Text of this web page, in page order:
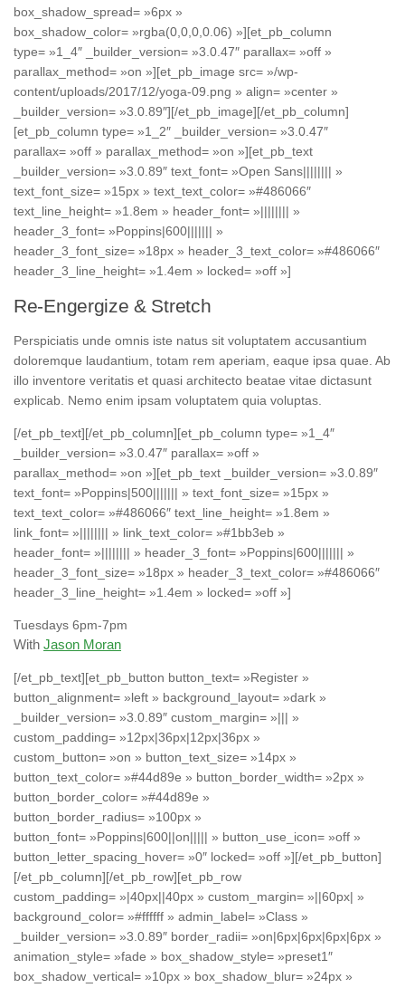
box_shadow_spread= »6px »
box_shadow_color= »rgba(0,0,0,0.06) »][et_pb_column
type= »1_4″ _builder_version= »3.0.47″ parallax= »off »
parallax_method= »on »][et_pb_image src= »/wp-
content/uploads/2017/12/yoga-09.png » align= »center »
_builder_version= »3.0.89″][/et_pb_image][/et_pb_column]
[et_pb_column type= »1_2″ _builder_version= »3.0.47″
parallax= »off » parallax_method= »on »][et_pb_text
_builder_version= »3.0.89″ text_font= »Open Sans|||||||| »
text_font_size= »15px » text_text_color= »#486066″
text_line_height= »1.8em » header_font= »|||||||| »
header_3_font= »Poppins|600||||||| »
header_3_font_size= »18px » header_3_text_color= »#486066″
header_3_line_height= »1.4em » locked= »off »]
Re-Engergize & Stretch
Perspiciatis unde omnis iste natus sit voluptatem accusantium
doloremque laudantium, totam rem aperiam, eaque ipsa quae. Ab
illo inventore veritatis et quasi architecto beatae vitae dictasunt
explicab. Nemo enim ipsam voluptatem quia voluptas.
[/et_pb_text][/et_pb_column][et_pb_column type= »1_4″
_builder_version= »3.0.47″ parallax= »off »
parallax_method= »on »][et_pb_text _builder_version= »3.0.89″
text_font= »Poppins|500||||||| » text_font_size= »15px »
text_text_color= »#486066″ text_line_height= »1.8em »
link_font= »|||||||| » link_text_color= »#1bb3eb »
header_font= »|||||||| » header_3_font= »Poppins|600||||||| »
header_3_font_size= »18px » header_3_text_color= »#486066″
header_3_line_height= »1.4em » locked= »off »]
Tuesdays 6pm-7pm
With Jason Moran
[/et_pb_text][et_pb_button button_text= »Register »
button_alignment= »left » background_layout= »dark »
_builder_version= »3.0.89″ custom_margin= »||| »
custom_padding= »12px|36px|12px|36px »
custom_button= »on » button_text_size= »14px »
button_text_color= »#44d89e » button_border_width= »2px »
button_border_color= »#44d89e »
button_border_radius= »100px »
button_font= »Poppins|600||on||||| » button_use_icon= »off »
button_letter_spacing_hover= »0″ locked= »off »][/et_pb_button]
[/et_pb_column][/et_pb_row][et_pb_row
custom_padding= »|40px||40px » custom_margin= »||60px| »
background_color= »#ffffff » admin_label= »Class »
_builder_version= »3.0.89″ border_radii= »on|6px|6px|6px|6px »
animation_style= »fade » box_shadow_style= »preset1″
box_shadow_vertical= »10px » box_shadow_blur= »24px »